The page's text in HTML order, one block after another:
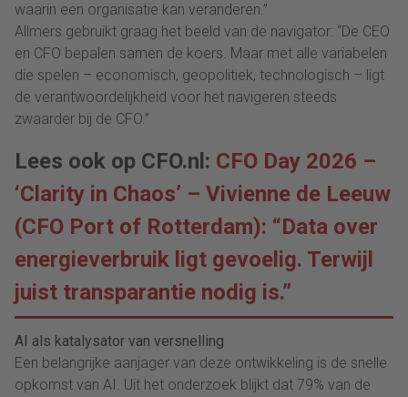
waarin een organisatie kan veranderen.”
Allmers gebruikt graag het beeld van de navigator: “De CEO
en CFO bepalen samen de koers. Maar met alle variabelen
die spelen – economisch, geopolitiek, technologisch – ligt
de verantwoordelijkheid voor het navigeren steeds
zwaarder bij de CFO.”
Lees ook op CFO.nl: CFO Day 2026 –
‘Clarity in Chaos’ – Vivienne de Leeuw
(CFO Port of Rotterdam): “Data over
energieverbruik ligt gevoelig. Terwijl
juist transparantie nodig is.”
AI als katalysator van versnelling
Een belangrijke aanjager van deze ontwikkeling is de snelle
opkomst van AI. Uit het onderzoek blijkt dat 79% van de